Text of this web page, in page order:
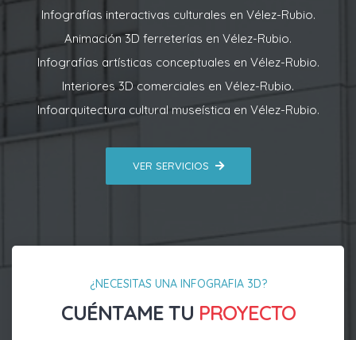
Infografías interactivas culturales en Vélez-Rubio.
Animación 3D ferreterías en Vélez-Rubio.
Infografías artísticas conceptuales en Vélez-Rubio.
Interiores 3D comerciales en Vélez-Rubio.
Infoarquitectura cultural museística en Vélez-Rubio.
VER SERVICIOS
¿NECESITAS UNA INFOGRAFIA 3D?
CUÉNTAME TU PROYECTO